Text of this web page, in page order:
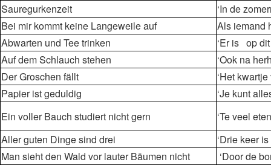
Sauregurkenzeit
‘In de
Bei mir kommt keine Langeweile auf
Als iemand
Abwarten und Tee trinken
‘Er is op
Auf dem Schlauch stehen
‘Ook na
Der Groschen fällt
‘Het kwartje
Papier ist geduldig
‘Je kunt
Ein voller Bauch studiert nicht gern
‘Te veel
Aller guten Dinge sind drei
‘Drie keer
Man sieht den Wald vor lauter Bäumen nicht
‘Door de